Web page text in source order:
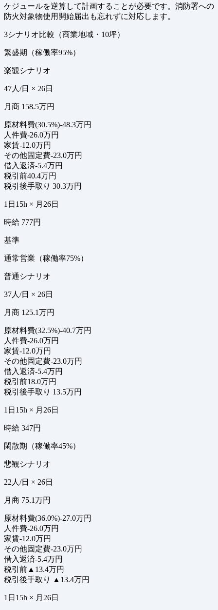
ケジュールを逆算して計画することが必要です。消防署への
防火対象物使用開始届出も忘れずに対応します。
3シナリオ比較（商業地域・10坪）
繁盛期（稼働率95%）
楽観シナリオ
47人/日 × 26日
月商 158.5万円
原材料費(30.5%)-48.3万円
人件費-26.0万円
家賃-12.0万円
その他固定費-23.0万円
借入返済-5.4万円
税引前40.4万円
税引後手取り 30.3万円
1日15h × 月26日
時給 777円
基準
通常営業（稼働率75%）
普通シナリオ
37人/日 × 26日
月商 125.1万円
原材料費(32.5%)-40.7万円
人件費-26.0万円
家賃-12.0万円
その他固定費-23.0万円
借入返済-5.4万円
税引前18.0万円
税引後手取り 13.5万円
1日15h × 月26日
時給 347円
閑散期（稼働率45%）
悲観シナリオ
22人/日 × 26日
月商 75.1万円
原材料費(36.0%)-27.0万円
人件費-26.0万円
家賃-12.0万円
その他固定費-23.0万円
借入返済-5.4万円
税引前 ▲13.4万円
税引後手取り
▲13.4万円
1日15h × 月26日